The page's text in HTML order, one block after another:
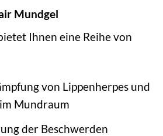
Mundgel
Ihnen eine Reihe von
von Lippenherpes und
Mundraum
der Beschwerden